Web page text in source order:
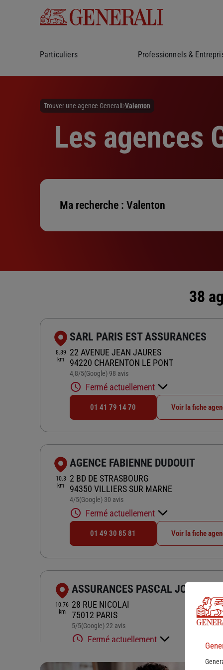
Particuliers Professionnels &
Trouver une agence Generali Valenton
Les agences
Ma recherche : Valenton
38
8.89
km
SARL PARIS EST ASSURANCES
22 AVENUE JEAN JAURES
94220 CHARENTON LE PONT
4,8/5Note de 4.8 sur 5
(Google) 98 avis
Fermé actuellement
01 41 79 14 70 Voir la fiche
10.3
km
AGENCE FABIENNE DUDOUIT
2 BD DE STRASBOURG
94350 VILLIERS SUR MARNE
4/5Note de 4 sur 5
(Google) 30 avis
Fermé actuellement
01 49 30 85 81 Voir la fiche
10.76
km
ASSURANCES PASCAL JORET
28 RUE NICOLAI
75012 PARIS
5/5Note de 5 sur 5
(Google) 22 avis
Fermé actuellement
Voir la fiche